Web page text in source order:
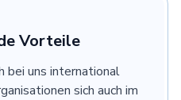
Vorteile
bei uns international
sich auch im